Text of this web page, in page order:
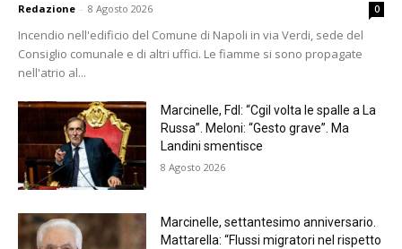
Redazione - 8 Agosto 2026 0
Incendio nell'edificio del Comune di Napoli in via Verdi, sede del
Consiglio comunale e di altri uffici. Le fiamme si sono propagate
nell'atrio al...
Marcinelle, FdI: “Cgil volta le spalle a La
Russa”. Meloni: “Gesto grave”. Ma
Landini smentisce
8 Agosto 2026
Marcinelle, settantesimo anniversario.
Mattarella: “Flussi migratori nel rispetto